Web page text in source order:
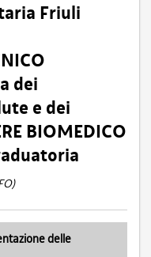
Friuli
dei
e dei
BIOMEDICO
delle